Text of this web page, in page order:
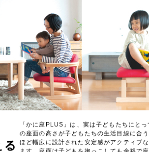
「かに座PLUS」は、実は子どもたちにと
の座面の高さが子どもたちの生活目線に合
ほど幅広に設計された安定感がアクティブ